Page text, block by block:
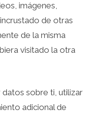
imágenes,
de otras
de la misma
visitado la otra
sobre ti, utilizar
adicional de